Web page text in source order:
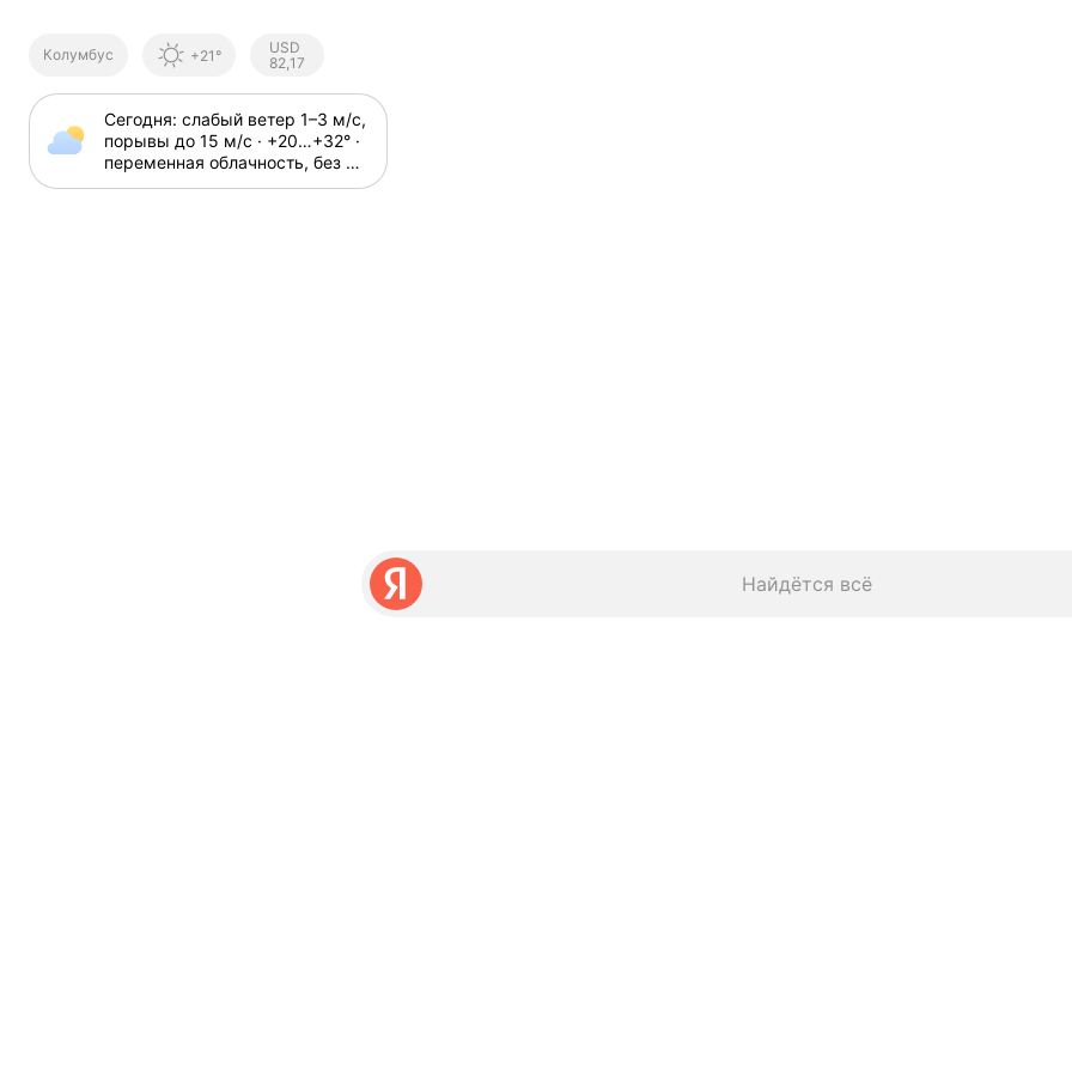
Колумбус +21°
Курсы ЦБ
РФ
USD
82,17
Сегодня: слабый ветер 1⁠–⁠3 м⁠/⁠с,
порывы до 15 м⁠/⁠с · +20⁠…⁠+32⁠° ·
переменная облачность, без
осадков